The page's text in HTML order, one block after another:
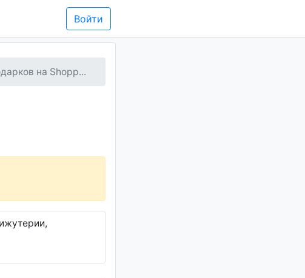
Войти
на Shopp...